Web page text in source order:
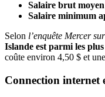
Salaire brut moyen
Salaire minimum
Selon l’enquête Mercer
Islande est parmi les
coûte environ 4,50 $ et
Connection internet